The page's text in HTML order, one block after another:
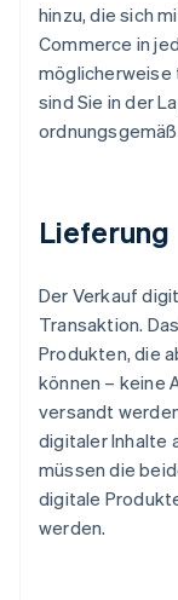
hinzu, die sich
Commerce in
möglicherweise
sind Sie in der
Lieferung
Der Verkauf
Transaktion.
Produkten, die
können – keine
versandt
digitaler Inhalte
müssen die
digitale
werden.